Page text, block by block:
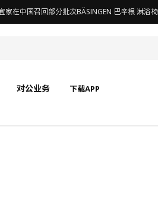
无锡商场发票事宜沟通
对公业务 下载APP